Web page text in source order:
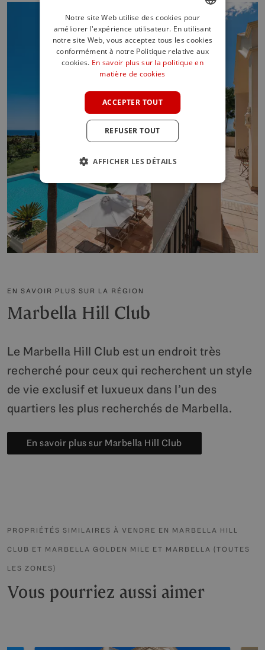
EN SAVOIR PLUS SUR LA RÉGION
Marbella Hill Club
Le Marbella Hill Club est un endroit très
recherché pour ceux qui recherchent un style
de vie exclusif et luxueux dans l’un des
quartiers les plus recherchés de Marbella.
En savoir plus sur Marbella Hill Club
PROPRIÉTÉS SIMILAIRES À VENDRE EN MARBELLA HILL
CLUB ET MARBELLA GOLDEN MILE ET MARBELLA (TOUTES
LES ZONES)
Vous pourriez aussi aimer
ENGLISH
SPANISH
FRENCH
POLISH
Notre site Web utilise des cookies pour
améliorer l'expérience utilisateur. En utilisant
notre site Web, vous acceptez tous les cookies
conformément à notre Politique relative aux
cookies. En savoir plus sur la politique en
matière de cookies
ACCEPTER TOUT
REFUSER TOUT
AFFICHER LES DÉTAILS